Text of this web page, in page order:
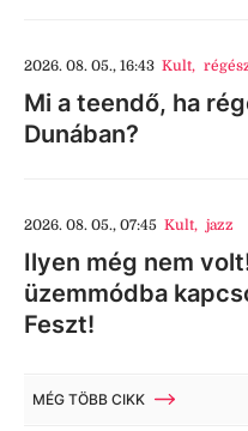
2026. 08. 05., 16:43 Kult,
Mi a teendő, ha
Dunában?
2026. 08. 05., 07:45 Kult, jazz
Ilyen még nem
üzemmódba
Feszt!
MÉG TÖBB CIKK